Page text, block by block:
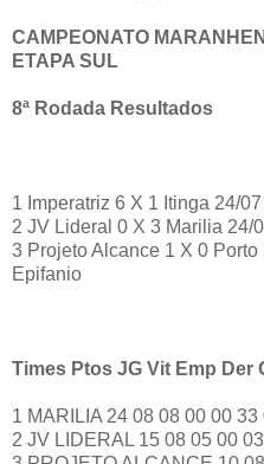
CAMPEONATO
ETAPA SUL
8ª Rodada Resultados
1 Imperatriz 6 X 1 Itinga 24/
2 JV Lideral 0 X 3 Marilia 24/
3 Projeto Alcance 1 X 0
Epifanio
Times Ptos JG Vit Emp Der
1 MARILIA 24 08 08 00 00 33
2 JV LIDERAL 15 08 05 00